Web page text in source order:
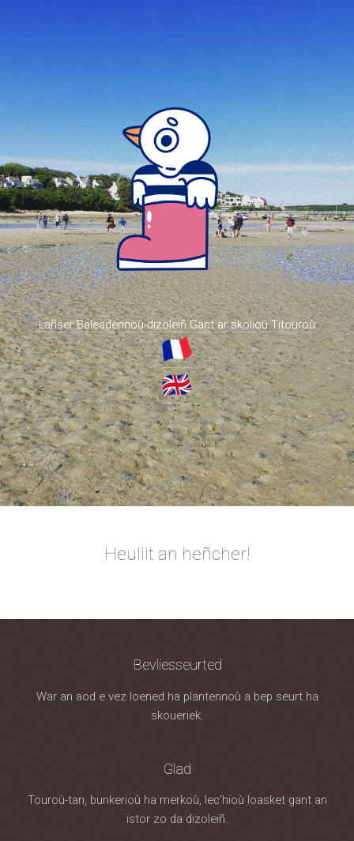
Lañser Baleadennoù dizoleiñGant ar skolioùTitouroù
Heuliit an heñcher!
Bevliesseurted
War an aod e vez loened ha plantennoù a bep seurt ha
skoueriek.
Glad
Touroù-tan, bunkerioù ha merkoù, lec'hioù loasket gant an
istor zo da dizoleiñ.